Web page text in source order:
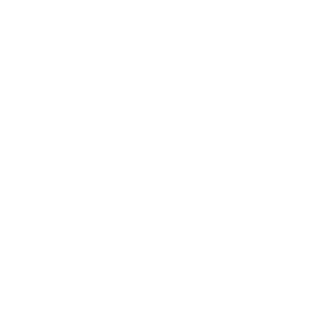
de-Port présente deux
de-Port (54210)
immobilier. Pour comparer
travaux, performance